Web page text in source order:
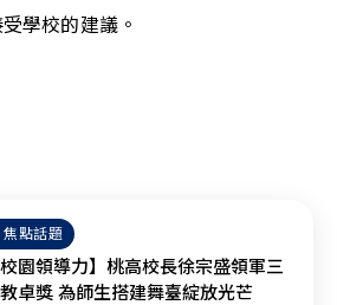
學校的建議。
焦點話題
校園領導力】桃高校長徐宗盛領軍三
卓獎 為師生搭建舞臺綻放光芒